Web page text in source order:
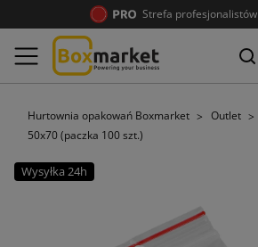
Strefa profesjonalistów
Hurtownia opakowań Boxmarket Outlet
50x70 (paczka 100 szt.)
Wysyłka 24h